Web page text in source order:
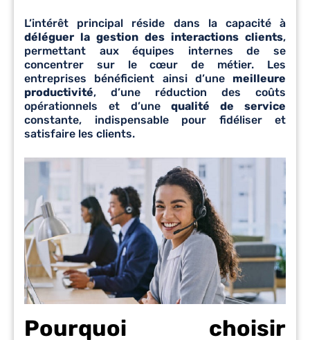
L’intérêt principal réside dans la capacité à
déléguer la gestion des interactions clients,
permettant aux équipes internes de se
concentrer sur le cœur de métier. Les
entreprises bénéficient ainsi d’une meilleure
productivité, d’une réduction des coûts
opérationnels et d’unequalité de service
constante, indispensable pour fidéliser et
satisfaire les clients.
Pourquoi choisir